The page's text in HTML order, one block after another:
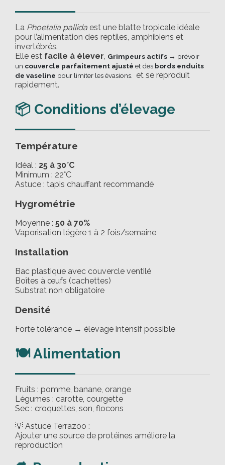
La Phoetalia pallida est une blatte tropicale idéale
pour l’alimentation des reptiles, amphibiens et
invertébrés.
Elle est facile à élever, Grimpeurs actifs → prévoir
un couvercle parfaitement ajusté et des bords enduits
de vaseline pour limiter les évasions.
et se reproduit
rapidement.
📦 Conditions d’élevage
Température
Idéal : 25 à 30°C
Minimum : 22°C
Astuce : tapis chauffant recommandé
Hygrométrie
Moyenne : 50 à 70%
Vaporisation légère 1 à 2 fois/semaine
Installation
Bac plastique avec couvercle ventilé
Boîtes à œufs (cachettes)
Substrat non obligatoire
Densité
Forte tolérance → élevage intensif possible
🍽️ Alimentation
Fruits : pomme, banane, orange
Légumes : carotte, courgette
Sec : croquettes, son, flocons
💡 Astuce Terrazoo :
Ajouter une source de protéines améliore la
reproduction